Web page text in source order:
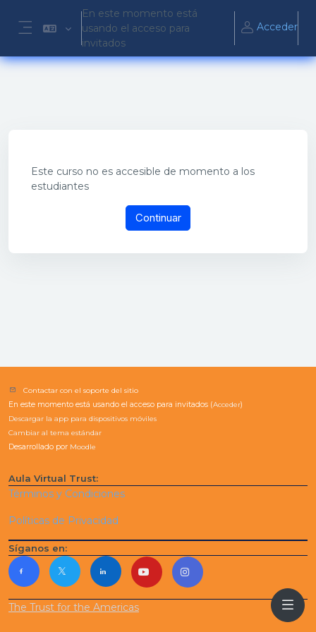
Salta al contenido principal
Panel lateral
En este momento está
usando el acceso para
invitados
Acceder
Este curso no es accesible de momento a los
estudiantes
Continuar
Contactar con el soporte del sitio
En este momento está usando el acceso para invitados (Acceder)
Descargar la app para dispositivos móviles
Cambiar al tema estándar
Desarrollado por Moodle
Aula Virtual Trust:
Términos y Condiciones
Políticas de Privacidad
Síganos en:
The Trust for the Americas